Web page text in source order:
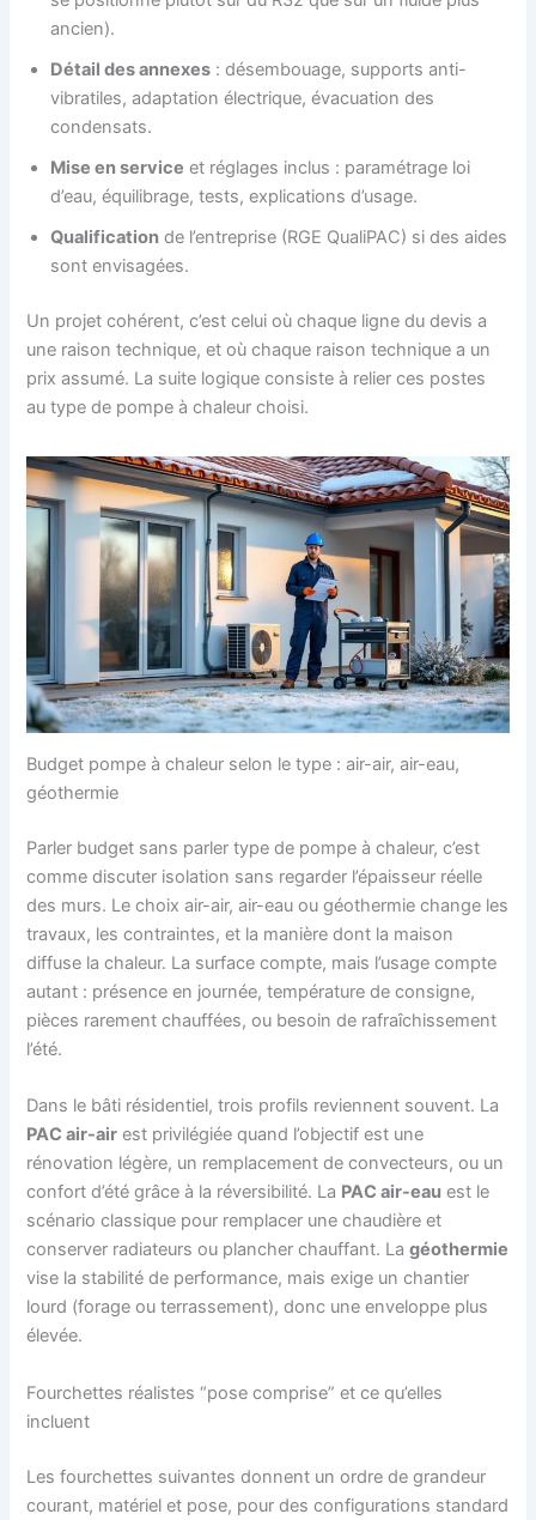
ancien).
Détail des annexes : désembouage, supports anti-
vibratiles, adaptation électrique, évacuation des
condensats.
Mise en service et réglages inclus : paramétrage loi
d’eau, équilibrage, tests, explications d’usage.
Qualification de l’entreprise (RGE QualiPAC) si des aides
sont envisagées.
Un projet cohérent, c’est celui où chaque ligne du devis a
une raison technique, et où chaque raison technique a un
prix assumé. La suite logique consiste à relier ces postes
au type de pompe à chaleur choisi.
Budget pompe à chaleur selon le type : air-air, air-eau,
géothermie
Parler budget sans parler type de pompe à chaleur, c’est
comme discuter isolation sans regarder l’épaisseur réelle
des murs. Le choix air-air, air-eau ou géothermie change les
travaux, les contraintes, et la manière dont la maison
diffuse la chaleur. La surface compte, mais l’usage compte
autant : présence en journée, température de consigne,
pièces rarement chauffées, ou besoin de rafraîchissement
l’été.
Dans le bâti résidentiel, trois profils reviennent souvent. La
PAC air-air est privilégiée quand l’objectif est une
rénovation légère, un remplacement de convecteurs, ou un
confort d’été grâce à la réversibilité. La PAC air-eau est le
scénario classique pour remplacer une chaudière et
conserver radiateurs ou plancher chauffant. Lagéothermie
vise la stabilité de performance, mais exige un chantier
lourd (forage ou terrassement), donc une enveloppe plus
élevée.
Fourchettes réalistes “pose comprise” et ce qu’elles
incluent
Les fourchettes suivantes donnent un ordre de grandeur
courant, matériel et pose, pour des configurations standard